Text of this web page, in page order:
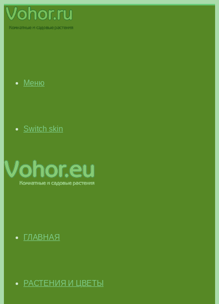
Меню
Switch skin
ГЛАВНАЯ
РАСТЕНИЯ И ЦВЕТЫ